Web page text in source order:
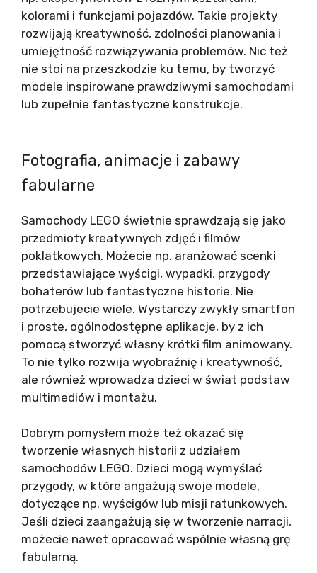
kolorami i funkcjami pojazdów. Takie projekty
rozwijają kreatywność, zdolności planowania i
umiejętność rozwiązywania problemów. Nic też
nie stoi na przeszkodzie ku temu, by tworzyć
modele inspirowane prawdziwymi samochodami
lub zupełnie fantastyczne konstrukcje.
Fotografia, animacje i zabawy
fabularne
Samochody LEGO świetnie sprawdzają się jako
przedmioty kreatywnych zdjęć i filmów
poklatkowych. Możecie np. aranżować scenki
przedstawiające wyścigi, wypadki, przygody
bohaterów lub fantastyczne historie. Nie
potrzebujecie wiele. Wystarczy zwykły smartfon
i proste, ogólnodostępne aplikacje, by z ich
pomocą stworzyć własny krótki film animowany.
To nie tylko rozwija wyobraźnię i kreatywność,
ale również wprowadza dzieci w świat podstaw
multimediów i montażu.
Dobrym pomysłem może też okazać się
tworzenie własnych historii z udziałem
samochodów LEGO. Dzieci mogą wymyślać
przygody, w które angażują swoje modele,
dotyczące np. wyścigów lub misji ratunkowych.
Jeśli dzieci zaangażują się w tworzenie narracji,
możecie nawet opracować wspólnie własną grę
fabularną.